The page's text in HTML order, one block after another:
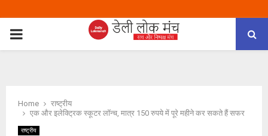
PRIMARY
Home
राष्ट्रीय
एक और इलेक्ट्रिक स्कूटर लॉन्च, मात्र 150 रुपये में पूरे महीने कर सकते हैं सफर
राष्ट्रीय